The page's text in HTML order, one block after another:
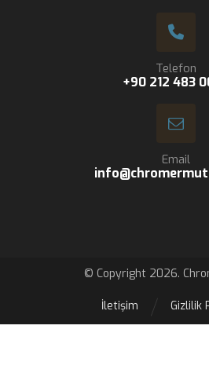
Telefon
+90 212 483
Email
© Copyright 2026.
Gizlilik
İletişim